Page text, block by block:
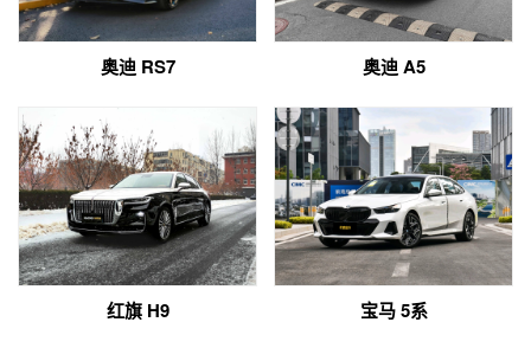
奥迪 RS7 奥迪 A5
红旗 H9 宝马 5系